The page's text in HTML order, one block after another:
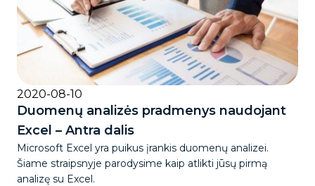
2020-08-10
Duomenų analizės pradmenys naudojant
Excel – Antra dalis
Microsoft Excel yra puikus įrankis duomenų analizei.
Šiame straipsnyje parodysime kaip atlikti jūsų pirmą
analizę su Excel.